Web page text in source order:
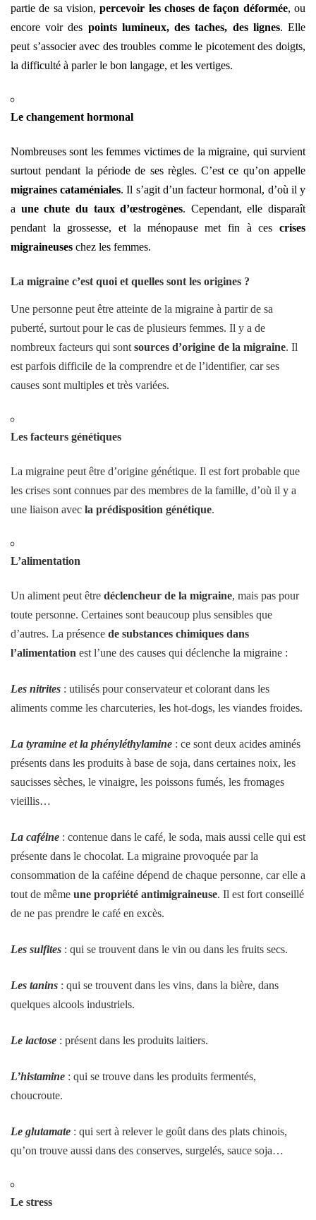
partie de sa vision,percevoir les choses de façon déformée, ou
encore voir des points lumineux, des taches, des lignes. Elle
peut s’associer avec des troubles comme le picotement des doigts,
la difficulté à parler le bon langage, et les vertiges.
Le changement hormonal
Nombreuses sont les femmes victimes de la migraine, qui survient
surtout pendant la période de ses règles. C’est ce qu’on appelle
migraines cataméniales. Il s’agit d’un facteur hormonal, d’où il y
a une chute du taux d’œstrogènes. Cependant, elle disparaît
pendant la grossesse, et la ménopause met fin à ces crises
migraineuses chez les femmes.
La migraine c’est quoi et quelles sont les origines ?
Une personne peut être atteinte de la migraine à partir de sa
puberté, surtout pour le cas de plusieurs femmes. Il y a de
nombreux facteurs qui sont sources d’origine de la migraine. Il
est parfois difficile de la comprendre et de l’identifier, car ses
causes sont multiples et très variées.
Les facteurs génétiques
La migraine peut être d’origine génétique. Il est fort probable que
les crises sont connues par des membres de la famille, d’où il y a
une liaison avec la prédisposition génétique.
L’alimentation
Un aliment peut être déclencheur de la migraine, mais pas pour
toute personne. Certaines sont beaucoup plus sensibles que
d’autres. La présence de substances chimiques dans
l’alimentation est l’une des causes qui déclenche la migraine :
Les nitrites : utilisés pour conservateur et colorant dans les
aliments comme les charcuteries, les hot-dogs, les viandes froides.
La tyramine et la phényléthylamine : ce sont deux acides aminés
présents dans les produits à base de soja, dans certaines noix, les
saucisses sèches, le vinaigre, les poissons fumés, les fromages
vieillis…
La caféine : contenue dans le café, le soda, mais aussi celle qui est
présente dans le chocolat. La migraine provoquée par la
consommation de la caféine dépend de chaque personne, car elle a
tout de même une propriété antimigraineuse. Il est fort conseillé
de ne pas prendre le café en excès.
Les sulfites : qui se trouvent dans le vin ou dans les fruits secs.
Les tanins : qui se trouvent dans les vins, dans la bière, dans
quelques alcools industriels.
Le lactose : présent dans les produits laitiers.
L’histamine : qui se trouve dans les produits fermentés,
choucroute.
Le glutamate : qui sert à relever le goût dans des plats chinois,
qu’on trouve aussi dans des conserves, surgelés, sauce soja…
Le stress